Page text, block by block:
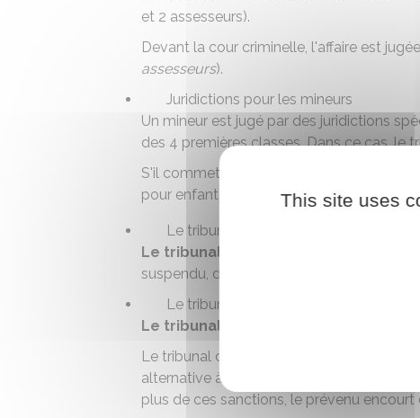
et 2 assesseurs).
Devant la cour criminelle, l'affaire est
assesseurs).
Juridictions pour les mineurs
Un mineur est jugé par des juridictions
des 4 premières classes. Dans ce cas, le
S'il commet une
pour enfant ou la
cour d'assises des
Le tribunal de police
Le tribunal de police
suspendu, des tags sur la voie publique).
Le tribunal correctionnel
Le tribunal correctionnel
Le tribunal correctionnel peut prononcer
alternative à la prison
plus de ces sanctions, le prévenu encourt
This site uses